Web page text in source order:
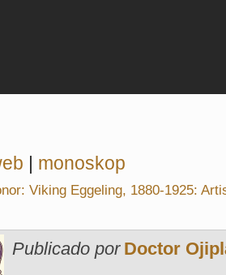
| monoskop
Viking Eggeling, 1880-1925:
Publicado por Doctor